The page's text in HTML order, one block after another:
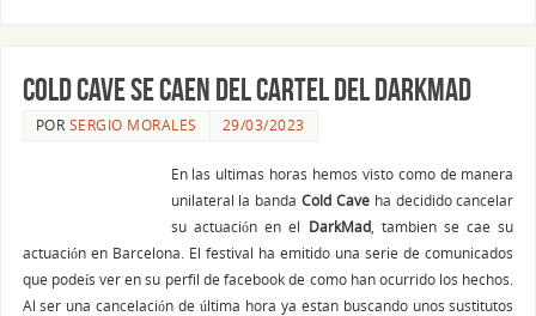
Cold Cave se caen del cartel del DarkMad
POR SERGIO MORALES 29/03/2023
En las ultimas horas hemos visto como de manera
unilateral la bandaCold Caveha decidido cancelar
su actuación en el DarkMad, tambien se cae su
actuación en Barcelona. El festival ha emitido una serie de comunicados
que podeís ver en su perfil de facebook de como han ocurrido los hechos.
Al ser una cancelación de última hora ya estan buscando unos sustitutos